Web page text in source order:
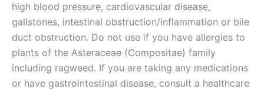
high blood pressure, cardiovascular disease,
gallstones, intestinal obstruction/inflammation or bile
duct obstruction. Do not use if you have allergies to
plants of the Asteraceae (Compositae) family
including ragweed. If you are taking any medications
or have gastrointestinal disease, consult a healthcare